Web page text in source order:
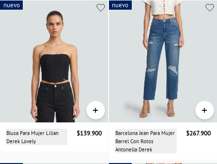
nuevo nuevo
+
Blusa Para Mujer Lilian
Derek Lovely
$139.900
nuevo
+
Barcelona Jean Para Mujer
Barrel Con Rotos
Antonella Derek
$267.900